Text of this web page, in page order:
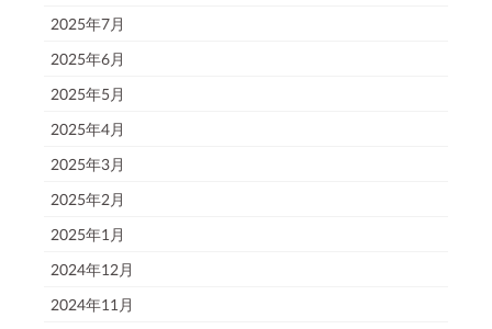
2025年7月
2025年6月
2025年5月
2025年4月
2025年3月
2025年2月
2025年1月
2024年12月
2024年11月